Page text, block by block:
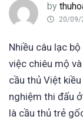
by
20/09/
Nhiều câu lạc
việc chiêu mộ
cầu thủ Việt
nghiệm thi đấu
là cầu thủ trẻ